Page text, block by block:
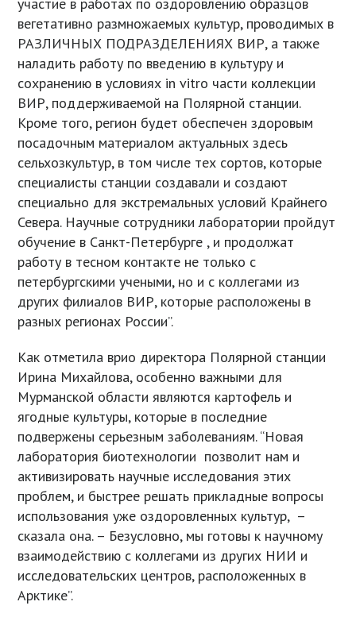
участие в работах по оздоровлению образцов
вегетативно размножаемых культур, проводимых в
РАЗЛИЧНЫХ ПОДРАЗДЕЛЕНИЯХ ВИР, а также
наладить работу по введению в культуру и
сохранению в условиях in vitro части коллекции
ВИР, поддерживаемой на Полярной станции.
Кроме того, регион будет обеспечен здоровым
посадочным материалом актуальных здесь
сельхозкультур, в том числе тех сортов, которые
специалисты станции создавали и создают
специально для экстремальных условий Крайнего
Севера. Научные сотрудники лаборатории пройдут
обучение в Санкт-Петербурге , и продолжат
работу в тесном контакте не только с
петербургскими учеными, но и с коллегами из
других филиалов ВИР, которые расположены в
разных регионах России”.
Как отметила врио директора Полярной станции
Ирина Михайлова, особенно важными для
Мурманской области являются картофель и
ягодные культуры, которые в последние
подвержены серьезным заболеваниям. “Новая
лаборатория биотехнологии позволит нам и
активизировать научные исследования этих
проблем, и быстрее решать прикладные вопросы
использования уже оздоровленных культур, –
сказала она. – Безусловно, мы готовы к научному
взаимодействию с коллегами из других НИИ и
исследовательских центров, расположенных в
Арктике”.